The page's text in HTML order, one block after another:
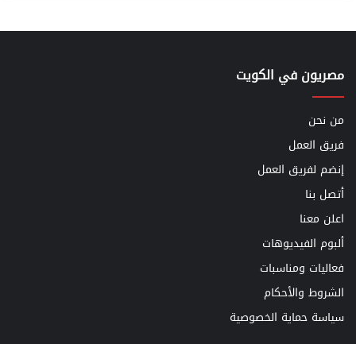
مصريون في الكويت
من نحن
فريق العمل
إنضم لفريق العمل
أتصل بنا
اعلن معنا
ألبوم الفيديوهات
فعاليات ومناسبات
الشروط والأحكام
سياسة حماية الخصوصية